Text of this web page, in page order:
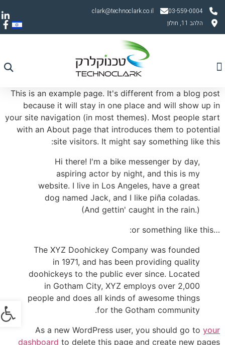
03-559-0004
clark@technoclark.co.il
הלהב 11, חולון
This is an example page. It's different from a blog post
because it will stay in one place and will show up in
your site navigation (in most themes). Most people start
with an About page that introduces them to potential
site visitors. It might say something like this:
Hi there! I'm a bike messenger by day,
aspiring actor by night, and this is my
website. I live in Los Angeles, have a great
dog named Jack, and I like piña coladas.
(And gettin' caught in the rain.)
…or something like this:
The XYZ Doohickey Company was founded
in 1971, and has been providing quality
doohickeys to the public ever since. Located
in Gotham City, XYZ employs over 2,000
people and does all kinds of awesome things
for the Gotham community.
As a new WordPress user, you should go toyour
dashboard to delete this page and create new pages